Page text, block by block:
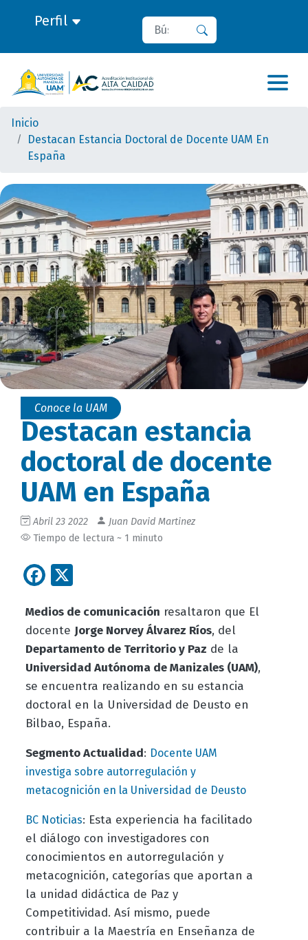
Perfil Buscar
Inicio
Destacan Estancia Doctoral de Docente UAM En
España
Conoce la UAM
Destacan estancia
doctoral de docente
UAM en España
Abril 23 2022
Juan David Martinez
Tiempo de lectura ~ 1 minuto
Facebook
Medios de comunicación resaltaron que El
docente Jorge Norvey Álvarez Ríos, del
Departamento de Territorio y Paz de la
Universidad Autónoma de Manizales (UAM),
se encuentra realizando en su estancia
doctoral en la Universidad de Deusto en
Bilbao, España.
Segmento Actualidad: Docente UAM
investiga sobre autorregulación y
metacognición en la Universidad de Deusto
BC Noticias: Esta experiencia ha facilitado
el diálogo con investigadores con
conocimientos en autorregulación y
metacognición, categorías que aportan a
la unidad didáctica de Paz y
Competitividad. Así mismo, puede
contribuir a la Maestría en Enseñanza de